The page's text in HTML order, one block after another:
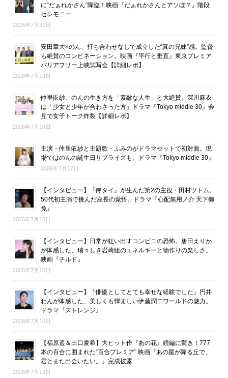
に“だぁれかさん”降臨！映画『だぁれかさんとアソぼ？』階段
セレモニー
2026年7月21日
安田章大×のん、打ち合わせなしで成立した“真の兄妹”感。監督
も絶賛のコンビネーション。映画『平行と垂直』東京プレミア
バリアフリー上映試写会【詳細レポ】
2026年7月19日
仲里依紗、のんの生き方を「素敵な人生」と大絶賛。深川麻衣
は「少女と少年が合わさった方」ドラマ『Tokyo middle 30』会
見で女子トーク炸裂【詳細レポ】
2026年7月18日
主演・仲里依紗と主題歌・ふみのがドラマセットで初対面。現
場ではのんの誕生日サプライズも。ドラマ『Tokyo middle 30』
2026年7月17日
【インタビュー】『侍タイ』が生んだ第2の主役・田村ツトム。
50代初主演で挑んだ座長の覚悟。ドラマ『心配無用ノ介 天下御
免』
2026年7月16日
【インタビュー】日常が狂い出すコンビニの恐怖。唐田えりか
が体感した、瑞々しき岩崎組のエネルギーと物作りの楽しさ。
映画『チルド』
2026年7月16日
【インタビュー】「俳優としてとても幸せな経験でした」円井
わんが体感した、美しくも悍ましい伊藤潤二ワールドの魅力。
ドラマ『ストレンジ』
2026年7月16日
【福原遥＆出口夏希】大ヒット作『あの花』続編に驚き！777
本の百合に囲まれた“百合プレミア” 映画『あの星が降る丘で、
君とまた出会いたい。』完成披露
2026年7月13日